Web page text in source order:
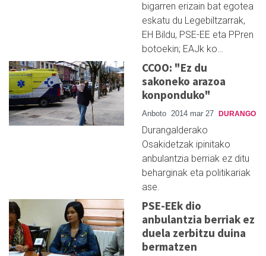
bigarren erizain bat egotea
eskatu du Legebiltzarrak,
EH Bildu, PSE-EE eta PPren
botoekin; EAJk ko…
CCOO: "Ez du
sakoneko arazoa
konponduko"
Anboto 2014 mar 27 DURANGO
Durangalderako
Osakidetzak ipinitako
anbulantzia berriak ez ditu
beharginak eta politikariak
ase.
PSE-EEk dio
anbulantzia berriak ez
duela zerbitzu duina
bermatzen